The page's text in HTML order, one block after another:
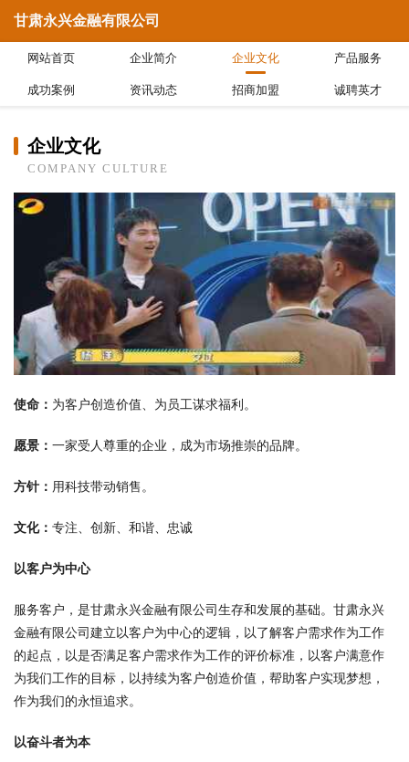
甘肃永兴金融有限公司
网站首页 企业简介 企业文化 产品服务
成功案例 资讯动态 招商加盟 诚聘英才
企业文化
COMPANY CULTURE
使命： 为客户创造价值、为员工谋求福利。
愿景： 一家受人尊重的企业，成为市场推崇的品牌。
方针： 用科技带动销售。
文化： 专注、创新、和谐、忠诚
以客户为中心
服务客户，是甘肃永兴金融有限公司生存和发展的基础。甘肃永兴
金融有限公司建立以客户为中心的逻辑，以了解客户需求作为工作
的起点，以是否满足客户需求作为工作的评价标准，以客户满意作
为我们工作的目标，以持续为客户创造价值，帮助客户实现梦想，
作为我们的永恒追求。
以奋斗者为本